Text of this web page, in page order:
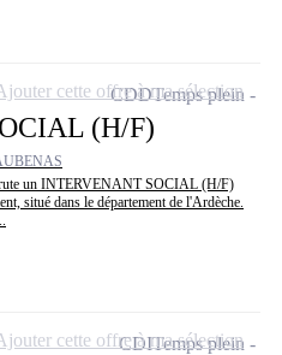
(H/F)
un INTERVENANT SOCIAL (H/F)
situé dans le département de l'Ardèche.
CDDTemps plein
cette offre à ma sélection
CDITemps plein
cette offre à ma sélection